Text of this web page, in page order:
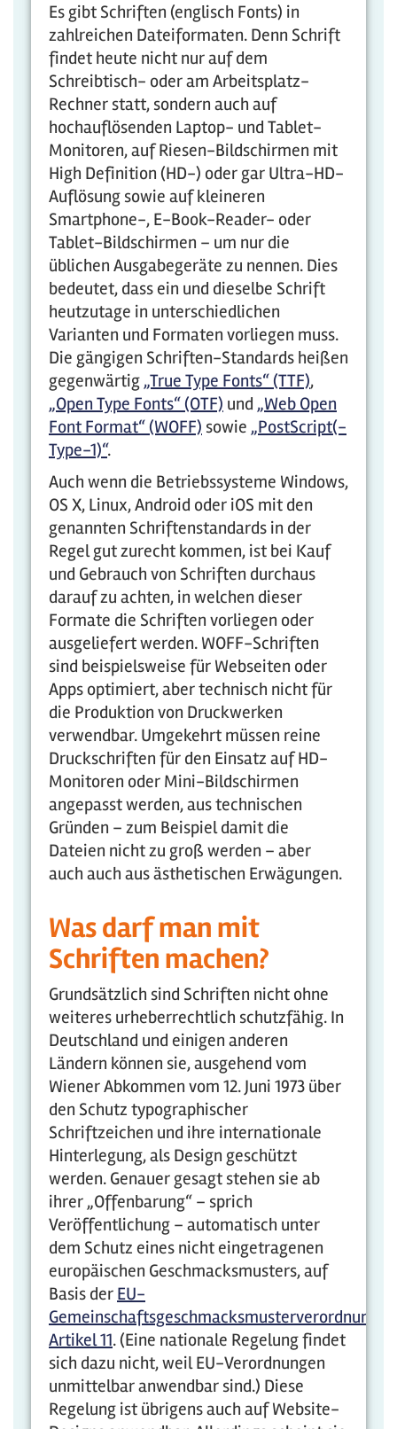
Es gibt Schriften (englisch Fonts) in
zahlreichen Dateiformaten. Denn Schrift
findet heute nicht nur auf dem
Schreibtisch- oder am Arbeitsplatz-
Rechner statt, sondern auch auf
hochauflösenden Laptop- und Tablet-
Monitoren, auf Riesen-Bildschirmen mit
High Definition (HD-) oder gar Ultra-HD-
Auflösung sowie auf kleineren
Smartphone-, E-Book-Reader- oder
Tablet-Bildschirmen – um nur die
üblichen Ausgabegeräte zu nennen. Dies
bedeutet, dass ein und dieselbe Schrift
heutzutage in unterschiedlichen
Varianten und Formaten vorliegen muss.
Die gängigen Schriften-Standards heißen
gegenwärtig „True Type Fonts“ (TTF),
„Open Type Fonts“ (OTF) und „Web Open
Font Format“ (WOFF) sowie „PostScript(-
Type-1)“.
Auch wenn die Betriebssysteme Windows,
OS X, Linux, Android oder iOS mit den
genannten Schriftenstandards in der
Regel gut zurecht kommen, ist bei Kauf
und Gebrauch von Schriften durchaus
darauf zu achten, in welchen dieser
Formate die Schriften vorliegen oder
ausgeliefert werden. WOFF-Schriften
sind beispielsweise für Webseiten oder
Apps optimiert, aber technisch nicht für
die Produktion von Druckwerken
verwendbar. Umgekehrt müssen reine
Druckschriften für den Einsatz auf HD-
Monitoren oder Mini-Bildschirmen
angepasst werden, aus technischen
Gründen – zum Beispiel damit die
Dateien nicht zu groß werden – aber
auch auch aus ästhetischen Erwägungen.
Was darf man mit
Schriften machen?
Grundsätzlich sind Schriften nicht ohne
weiteres urheberrechtlich schutzfähig. In
Deutschland und einigen anderen
Ländern können sie, ausgehend vom
Wiener Abkommen vom 12. Juni 1973 über
den Schutz typographischer
Schriftzeichen und ihre internationale
Hinterlegung, als Design geschützt
werden. Genauer gesagt stehen sie ab
ihrer „Offenbarung“ – sprich
Veröffentlichung – automatisch unter
dem Schutz eines nicht eingetragenen
europäischen Geschmacksmusters, auf
Basis der EU-
Gemeinschaftsgeschmacksmusterverordnung,
Artikel 11. (Eine nationale Regelung findet
sich dazu nicht, weil EU-Verordnungen
unmittelbar anwendbar sind.) Diese
Regelung ist übrigens auch auf Website-